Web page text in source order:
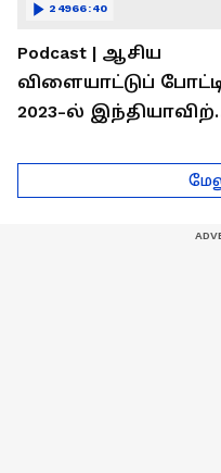
Podcast | ஆசிய
விளையாட்டுப்
2023-ல்
வீரர்களுடன்
நேர்காணல்!
24966:40